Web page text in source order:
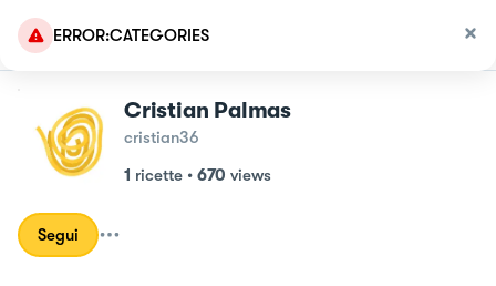
ERROR:CATEGORIES
Cristian Palmas
cristian36
1 ricette • 670 views
Segui